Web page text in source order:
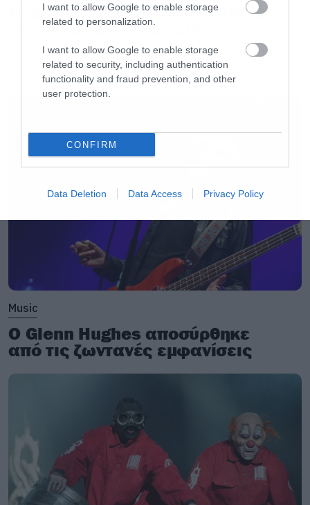
I want to allow Google to enable storage
related to personalization.
I want to allow Google to enable storage
related to security, including authentication
functionality and fraud prevention, and other
user protection.
CONFIRM
Data Deletion Data Access Privacy Policy
Endgame και έκανε το καλύτερο
«άνοιγμα» όλων των εποχών
Music
Ο Glenn Hughes αποσύρθηκε
από τις ζωντανές εμφανίσεις